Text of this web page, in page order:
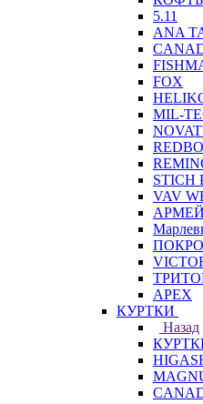
5.11
ANA
FOX
MIL-
STICH
VAV
APEX
КУРТКИ
Назад